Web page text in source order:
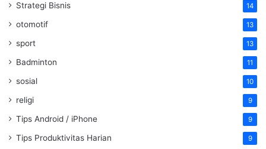
Strategi Bisnis 14
otomotif 13
sport 13
Badminton 11
sosial 10
religi 9
Tips Android / iPhone 9
Tips Produktivitas Harian 9